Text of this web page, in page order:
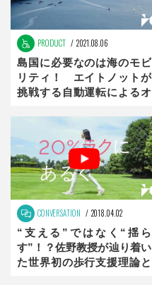
PRODUCT 2021.08.06
島国に必要なのは海のモビ
リティ！ エイトノットが
挑戦する自動運転によるオ
CONVERSATION 2018.04.02
“支える”ではなく“揺ら
す”！？佐野教授が辿り着い
た世界初の歩行支援理論と